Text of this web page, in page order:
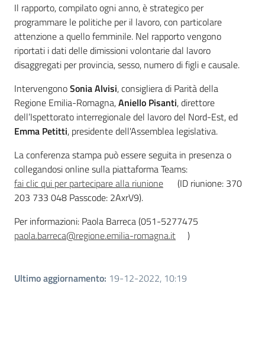
Il rapporto, compilato ogni anno, è strategico per
programmare le politiche per il lavoro, con particolare
attenzione a quello femminile. Nel rapporto vengono
riportati i dati delle dimissioni volontarie dal lavoro
disaggregati per provincia, sesso, numero di figli e causale.
IntervengonoSonia Alvisi, consigliera di Parità della
Regione Emilia-Romagna,Aniello Pisanti, direttore
dell’Ispettorato interregionale del lavoro del Nord-Est, ed
Emma Petitti, presidente dell'Assemblea legislativa.
La conferenza stampa può essere seguita in presenza o
collegandosi online sulla piattaforma Teams:
fai clic qui per partecipare alla riunione
(ID riunione: 370
203 733 048 Passcode: 2AxrV9).
Per informazioni: Paola Barreca (051-5277475
paola.barreca@regione.emilia-romagna.it
)
Ultimo aggiornamento: 19-12-2022, 10:19